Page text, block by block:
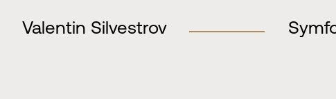
Valentin Silvestrov